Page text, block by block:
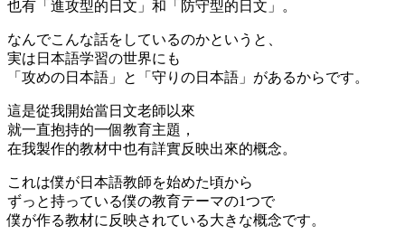
也有「進攻型的日文」和「防守型的日文」。
なんでこんな話をしているのかというと、
実は日本語学習の世界にも
「攻めの日本語」と「守りの日本語」があるからです。
這是從我開始當日文老師以來
就一直抱持的一個教育主題，
在我製作的教材中也有詳實反映出來的概念。
これは僕が日本語教師を始めた頃から
ずっと持っている僕の教育テーマの1つで
僕が作る教材に反映されている大きな概念です。